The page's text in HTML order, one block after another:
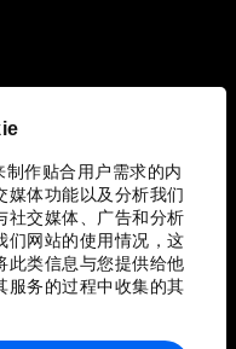
作贴合用户需求的内
媒体功能以及分析我们
社交媒体、广告和分析
们网站的使用情况，这
此类信息与您提供给他
服务的过程中收集的其